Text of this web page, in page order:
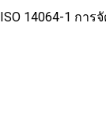
ISO 14064-1 การ